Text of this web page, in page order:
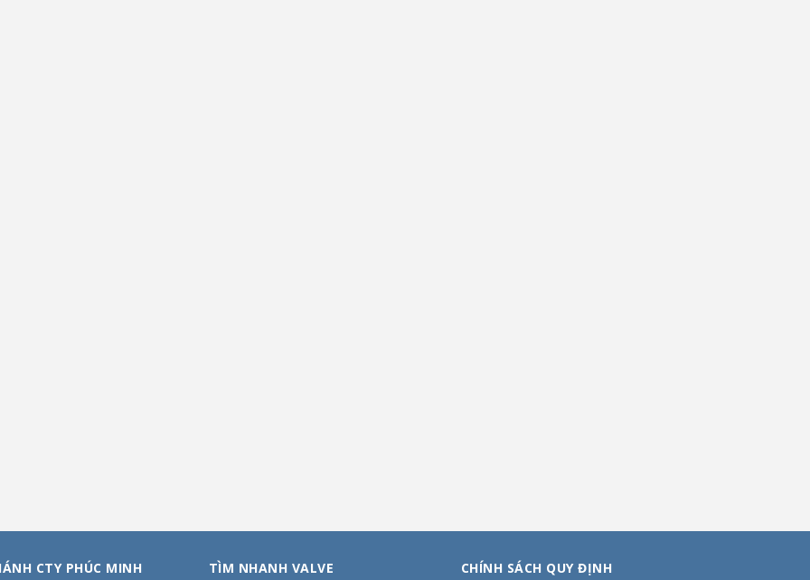
CTY PHÚC MINH TÌM NHANH VALVE CHÍNH SÁCH QUY ĐỊNH